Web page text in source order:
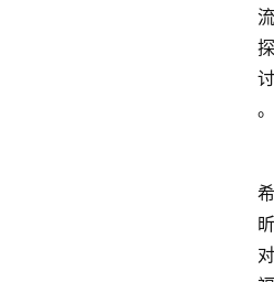
流
探
讨
。
希
昕
对